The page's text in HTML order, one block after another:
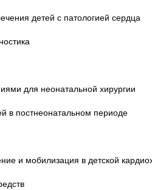
детей с патологией сердца
для неонатальной хирургии
в постнеонатальном периоде
и мобилизация в детской